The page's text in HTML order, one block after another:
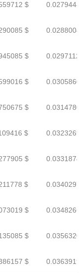
$
$
$
$
$
$
$
$
$
$
$